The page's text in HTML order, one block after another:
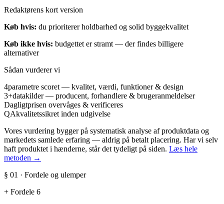
Redaktørens kort version
Køb hvis: du prioriterer holdbarhed og solid byggekvalitet
Køb ikke hvis: budgettet er stramt — der findes billigere
alternativer
Sådan vurderer vi
4parametre scoret — kvalitet, værdi, funktioner & design
3+datakilder — producent, forhandlere & brugeranmeldelser
Dagligtprisen overvåges & verificeres
QAkvalitetssikret inden udgivelse
Vores vurdering bygger på systematisk analyse af produktdata og
markedets samlede erfaring — aldrig på betalt placering. Har vi selv
haft produktet i hænderne, står det tydeligt på siden. Læs hele
metoden →
§ 01 · Fordele og ulemper
+ Fordele 6